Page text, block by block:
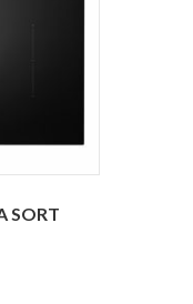
SORT